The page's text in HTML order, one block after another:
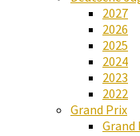
2027
2026
2025
2024
2023
2022
Grand Prix
Grand